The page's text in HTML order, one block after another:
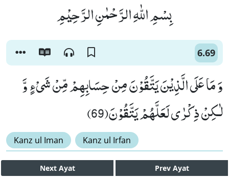
بِسْمِ اللّٰهِ الرَّحْمٰنِ الرَّحِیْمِ
6.69
وَ مَا عَلَى الَّذِیْنَ یَتَّقُوْنَ مِنْ حِسَابِهِمْ مِّنْ شَیْءٍ وَّ
لٰـكِنْ ذِكْرٰى لَعَلَّهُمْ یَتَّقُوْنَ(69)
Kanz ul Iman Kanz ul Irfan
Next Ayat Prev Ayat